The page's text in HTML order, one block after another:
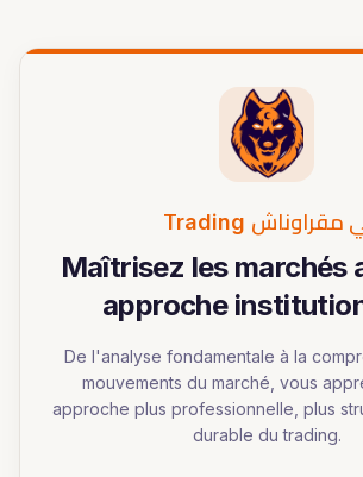
Trading مقراوناش
Maîtrisez les marchés
approche
De l'analyse fondamentale à la
mouvements du marché, vous
approche plus professionnelle, plus
durable du trading.